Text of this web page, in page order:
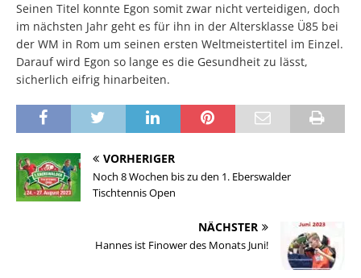
Seinen Titel konnte Egon somit zwar nicht verteidigen, doch
im nächsten Jahr geht es für ihn in der Altersklasse Ü85 bei
der WM in Rom um seinen ersten Weltmeistertitel im Einzel.
Darauf wird Egon so lange es die Gesundheit zu lässt,
sicherlich eifrig hinarbeiten.
VORHERIGER
Noch 8 Wochen bis zu den 1. Eberswalder
Tischtennis Open
NÄCHSTER
Hannes ist Finower des Monats Juni!